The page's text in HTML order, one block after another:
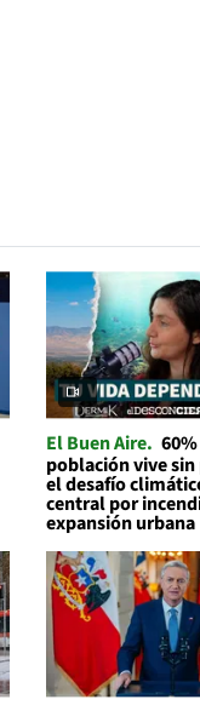
El Buen Aire
población vive
el desafío
central por
expansión urbana